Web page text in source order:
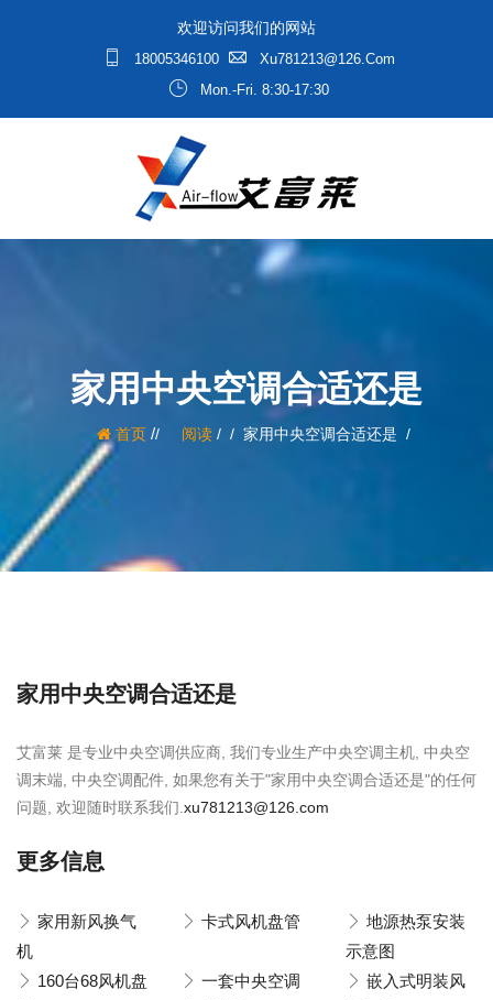
欢迎访问我们的网站
18005346100
Xu781213@126.com
Mon.-Fri. 8:30-17:30
家用中央空调合适还是
首页/ 阅读/ 家用中央空调合适还是
家用中央空调合适还是
艾富莱 是专业中央空调供应商, 我们专业生产中央空调主机, 中央空
调末端, 中央空调配件, 如果您有关于"家用中央空调合适还是"的任何
问题, 欢迎随时联系我们. xu781213@126.com
更多信息
家用新风换气
机
卡式风机盘管
地源热泵安装
示意图
160台68风机盘
一套中央空调
嵌入式明装风